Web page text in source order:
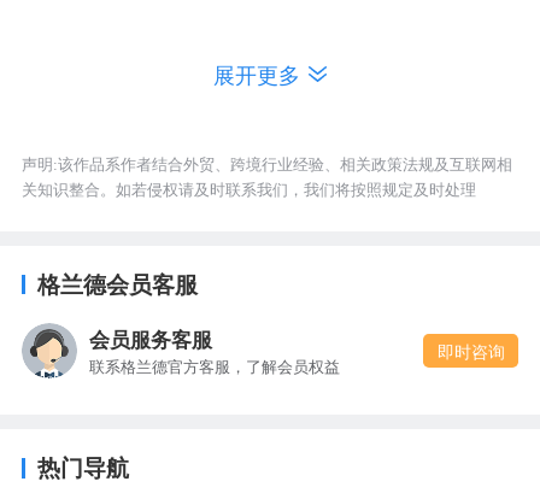
或填充用砖及类似品，2020年07月出口额为48万美
第十大类产品是HS94039000 家具的零件，2020年
展开更多
声明:该作品系作者结合外贸、跨境行业经验、相关政策法规及互联网相
关知识整合。如若侵权请及时联系我们，我们将按照规定及时处理
格兰德会员客服
会员服务客服
联系格兰德官方客服，了解会员权益
即时咨询
热门导航